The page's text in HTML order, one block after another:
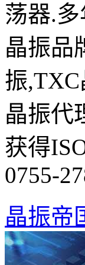
荡器.
晶振品
振
晶振代
获得
0755-
晶振帝